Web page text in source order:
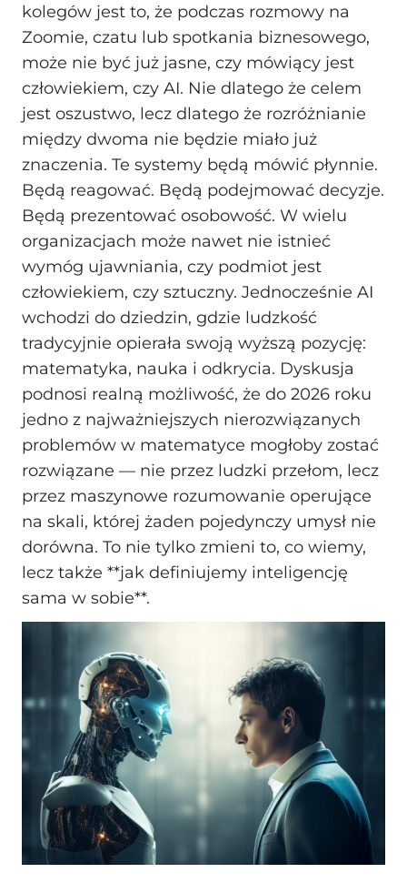
kolegów jest to, że podczas rozmowy na
Zoomie, czatu lub spotkania biznesowego,
może nie być już jasne, czy mówiący jest
człowiekiem, czy AI. Nie dlatego że celem
jest oszustwo, lecz dlatego że rozróżnianie
między dwoma nie będzie miało już
znaczenia. Te systemy będą mówić płynnie.
Będą reagować. Będą podejmować decyzje.
Będą prezentować osobowość. W wielu
organizacjach może nawet nie istnieć
wymóg ujawniania, czy podmiot jest
człowiekiem, czy sztuczny. Jednocześnie AI
wchodzi do dziedzin, gdzie ludzkość
tradycyjnie opierała swoją wyższą pozycję:
matematyka, nauka i odkrycia. Dyskusja
podnosi realną możliwość, że do 2026 roku
jedno z najważniejszych nierozwiązanych
problemów w matematyce mogłoby zostać
rozwiązane — nie przez ludzki przełom, lecz
przez maszynowe rozumowanie operujące
na skali, której żaden pojedynczy umysł nie
dorówna. To nie tylko zmieni to, co wiemy,
lecz także **jak definiujemy inteligencję
sama w sobie**.